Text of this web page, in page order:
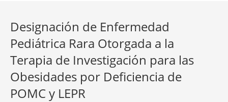
Designación de Enfermedad
Pediátrica Rara Otorgada a la
Terapia de Investigación para las
Obesidades por Deficiencia de
POMC y LEPR